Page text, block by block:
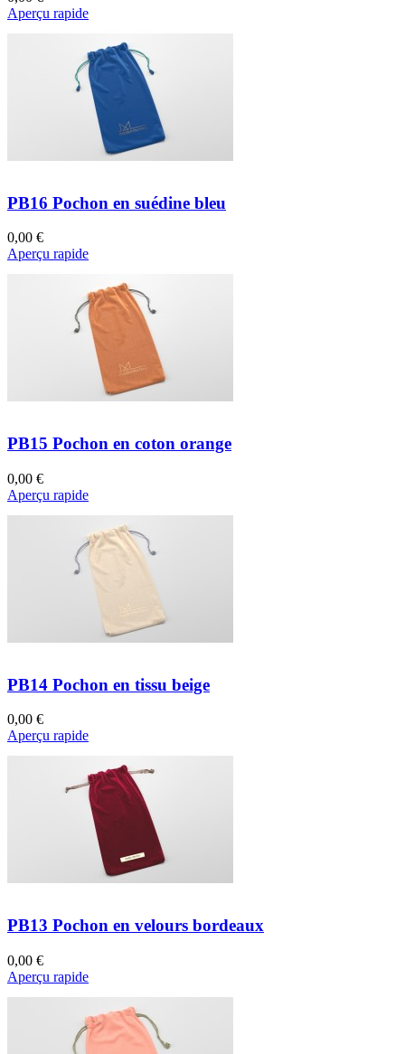
Aperçu rapide
PB16 Pochon en suédine bleu
0,00 €
Aperçu rapide
PB15 Pochon en coton orange
0,00 €
Aperçu rapide
PB14 Pochon en tissu beige
0,00 €
Aperçu rapide
PB13 Pochon en velours bordeaux
0,00 €
Aperçu rapide